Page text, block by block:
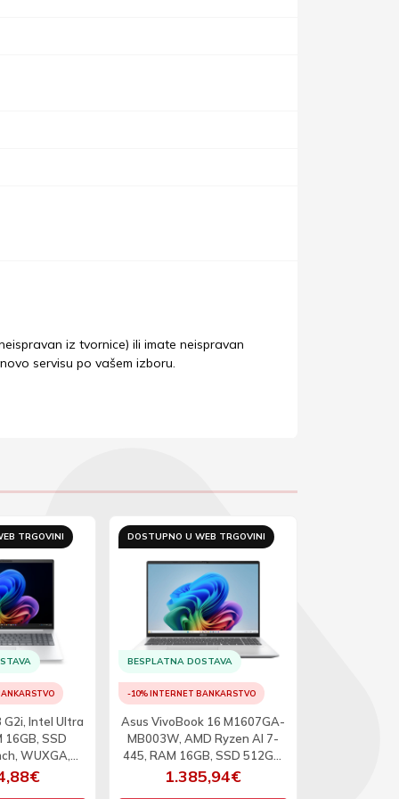
iz tvornice) ili imate neispravan
servisu po vašem izboru.
TRGOVINI
G2i, Intel Ultra
16GB, SSD
WUXGA,
DOSTUPNO U WEB TRGOVINI
BESPLATNA DOSTAVA
-10% INTERNET BANKARSTVO
Asus VivoBook 16 M1607GA-
MB003W, AMD Ryzen AI 7-
445, RAM 16GB, SSD 512GB,
16inch, WUXGA, W11 -BEZ
1.385,94€